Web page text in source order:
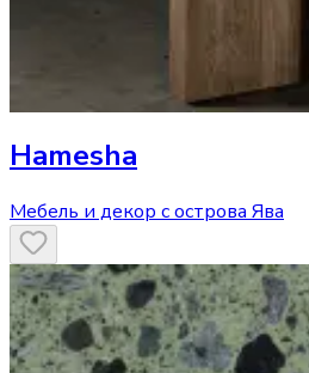
Hamesha
Мебель и декор с острова Ява